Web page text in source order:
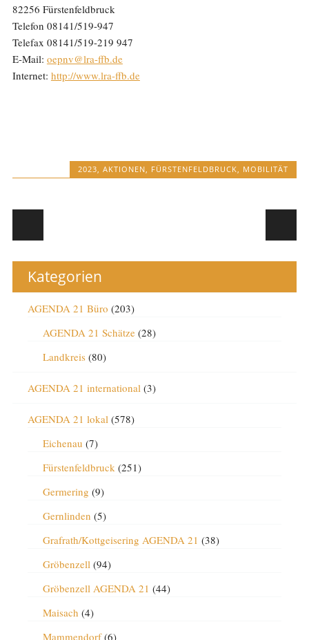
82256 Fürstenfeldbruck
Telefon 08141/519-947
Telefax 08141/519-219 947
E-Mail: oepnv@lra-ffb.de
Internet: http://www.lra-ffb.de
2023,AKTIONEN, FÜRSTENFELDBRUCK, MOBILITÄT
Post navigation
Kategorien
AGENDA 21 Büro (203)
AGENDA 21 Schätze(28)
Landkreis(80)
AGENDA 21 international(3)
AGENDA 21 lokal(578)
Eichenau (7)
Fürstenfeldbruck(251)
Germering (9)
Gernlinden (5)
Grafrath/Kottgeisering AGENDA 21 (38)
Gröbenzell(94)
Gröbenzell AGENDA 21 (44)
Maisach (4)
Mammendorf(6)